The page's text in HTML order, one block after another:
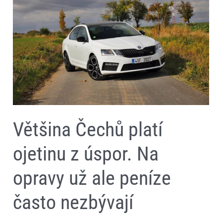
Většina Čechů platí
ojetinu z úspor. Na
opravy už ale peníze
často nezbývají
z
úspor.
Na
opravy
už
ale
peníze
často
nezbývají